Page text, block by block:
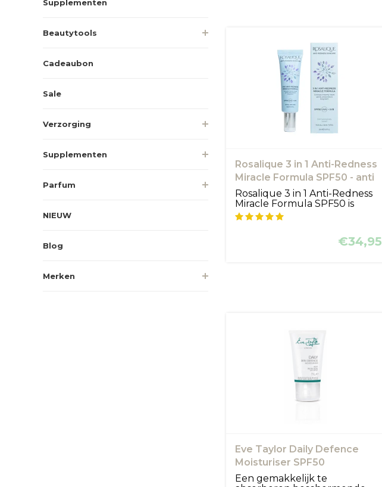
Supplementen
Beautytools
Cadeaubon
Sale
Verzorging
Supplementen
Parfum
NIEUW
Blog
Merken
Rosalique 3 in 1 Anti-Redness
Miracle Formula SPF50 - anti
roodheid crème
Rosalique 3 in 1 Anti-Redness
Miracle Formula SPF50 is
speci...
€34,95
Eve Taylor Daily Defence
Moisturiser SPF50
Een gemakkelijk te